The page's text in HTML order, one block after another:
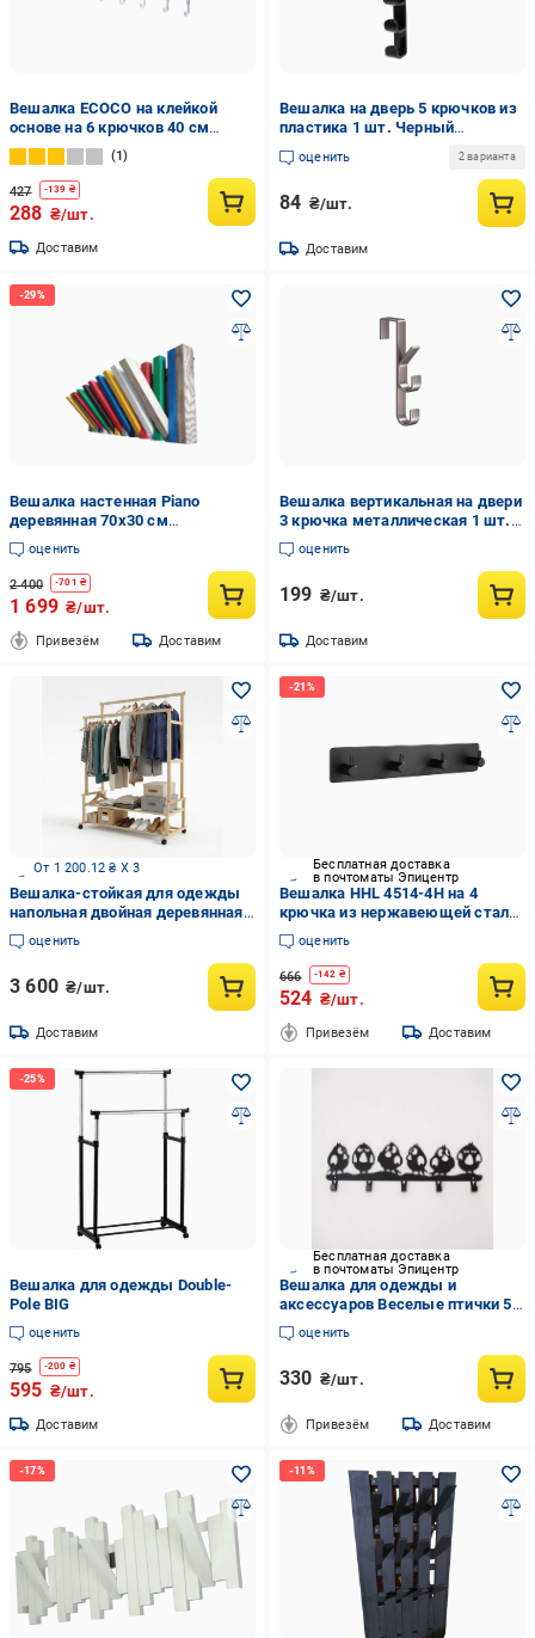
Вешалка ECOCO на клейкой
основе на 6 крючков 40 см
Белый (33321Р)
1
427 -139 ₴
288 ₴/шт.
Доставим
Вешалка на дверь 5 крючков из
пластика 1 шт. Черный
(27086310)
оценить 2 варианта
84 ₴/шт.
Доставим
Вешалка настенная Piano
деревянная 70x30 см
Разноцветный
оценить
2 400 -701 ₴
1 699 ₴/шт.
Привезём Доставим
Вешалка вертикальная на двери
3 крючка металлическая 1 шт.
Серебристый (3000004224)
оценить
199 ₴/шт.
Доставим
От 1 200.12 ₴ X 3
Вешалка-стойкая для одежды
напольная двойная деревянная
на колесах с двумя полками для
обуви 155х110х51 см Сосна
оценить
3 600 ₴/шт.
Доставим
Бесплатная доставка
в почтоматы Эпицентр
Вешалка HHL 4514-4H на 4
крючка из нержавеющей стали
26 см 3 м Черный (2465)
оценить
666 -142 ₴
524 ₴/шт.
Привезём Доставим
Вешалка для одежды Double-
Pole BIG
оценить
795 -200 ₴
595 ₴/шт.
Доставим
Бесплатная доставка
в почтоматы Эпицентр
Вешалка для одежды и
аксессуаров Веселые птички 5
крючков ширина основания для
крючков 25 см (2702251S)
оценить
330 ₴/шт.
Привезём Доставим